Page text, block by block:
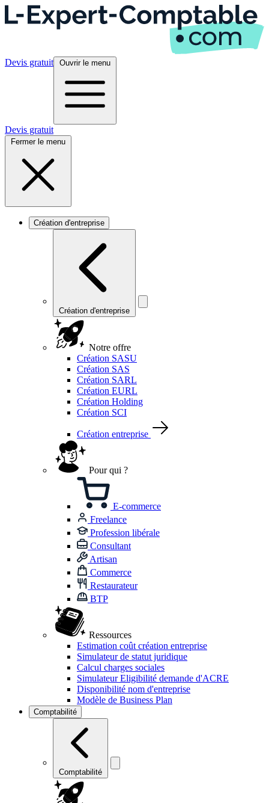
Devis gratuit Ouvrir le menu
Devis gratuit
Fermer le menu
Création d'entreprise
Création d'entreprise
Notre offre
Création SASU
Création SAS
Création SARL
Création EURL
Création Holding
Création SCI
Création entreprise
Pour qui ?
E-commerce
Freelance
Profession libérale
Consultant
Artisan
Commerce
Restaurateur
BTP
Ressources
Estimation coût création entreprise
Simulateur de statut juridique
Calcul charges sociales
Simulateur Eligibilité demande d'ACRE
Disponibilité nom d'entreprise
Modèle de Business Plan
Comptabilité
Comptabilité